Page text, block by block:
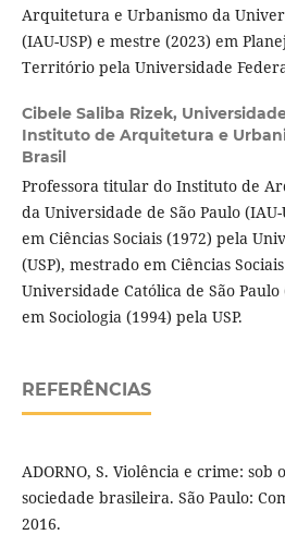
Arquitetura e Urbanismo da
(IAU-USP) e mestre (2023) em
Território pela Universidade
Cibele Saliba Rizek,
Instituto de Arquitetura e
Brasil
Professora titular do Instituto de
da Universidade de São Paulo
em Ciências Sociais (1972) pela
(USP), mestrado em Ciências
Universidade Católica de São Paulo
em Sociologia (1994) pela USP.
REFERÊNCIAS
ADORNO, S. Violência e crime:
sociedade brasileira. São Paulo:
2016.